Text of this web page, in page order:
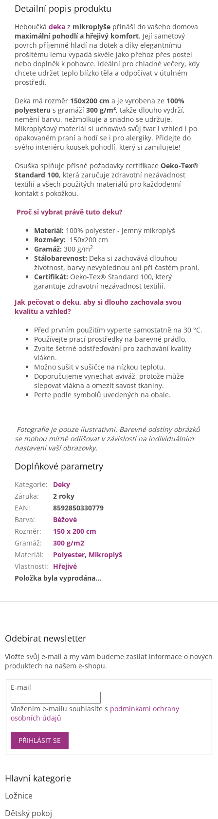
Detailní popis produktu
Heboučká deka z mikroplyše přináší do vašeho domova
maximální pohodlí a hřejivý komfort. Její sametový
povrch příjemně hladí na dotek a díky elegantnímu
prošitému lemu vypadá skvěle jako přehoz přes postel
nebo doplněk k pohovce. Ideální pro chladné večery, kdy
chcete udržet teplo blízko těla a odpočívat v útulném
prostředí.
Deka má rozměr 150x200 cm a je vyrobena ze 100%
polyesteru s gramáží 300 g/m², takže dlouho vydrží,
nemění barvu, nežmolkuje a snadno se udržuje.
Mikroplyšový materiál si uchovává svůj tvar i vzhled i po
opakovaném praní a hodí se i pro alergiky. Přidejte do
svého interiéru kousek pohodlí, který si zamilujete!
Osuška splňuje přísné požadavky certifikace Oeko-Tex®
Standard 100, která zaručuje zdravotní nezávadnost
textilií a všech použitých materiálů pro každodenní
kontakt s pokožkou.
Proč si vybrat právě tuto deku?
Materiál: 100% polyester - jemný mikroplyš
Rozměry: 150x200 cm
Gramáž: 300 g/m2
Stálobarevnost: Deka si zachovává dlouhou
životnost, barvy nevyblednou ani při častém praní.
Certifikát: Oeko-Tex® Standard 100, který
garantuje zdravotní nezávadnost textilií.
Jak pečovat o deku, aby si dlouho zachovala svou
kvalitu a vzhled?
Před prvním použitím vyperte samostatně na 30 °C.
Používejte prací prostředky na barevné prádlo.
Zvolte šetrné odstřeďování pro zachování kvality
vláken.
Možno sušit v sušičce na nízkou teplotu.
Doporučujeme vynechat aviváž, protože může
slepovat vlákna a omezit savost tkaniny.
Perte podle symbolů uvedených na obale.
Fotografie je pouze ilustrativní. Barevné odstíny obrázků
se mohou mírně odlišovat v závislosti na individuálním
nastavení vaší obrazovky.
Doplňkové parametry
Kategorie:
Deky
Záruka:
2 roky
EAN:
8592850330779
Barva:
Béžové
Rozměr:
150 x 200 cm
Gramáž:
300 g/m2
Materiál: Polyester, Mikroplyš
Vlastnosti:
Hřejivé
Položka byla vyprodána…
Z
Odebírat newsletter
Vložte svůj e-mail a my vám budeme zasílat informace o nových
produktech na našem e-shopu.
E-mail
Vložením e-mailu souhlasíte s podmínkami ochrany
osobních údajů
PŘIHLÁSIT SE
Hlavní kategorie
Ložnice
Dětský pokoj